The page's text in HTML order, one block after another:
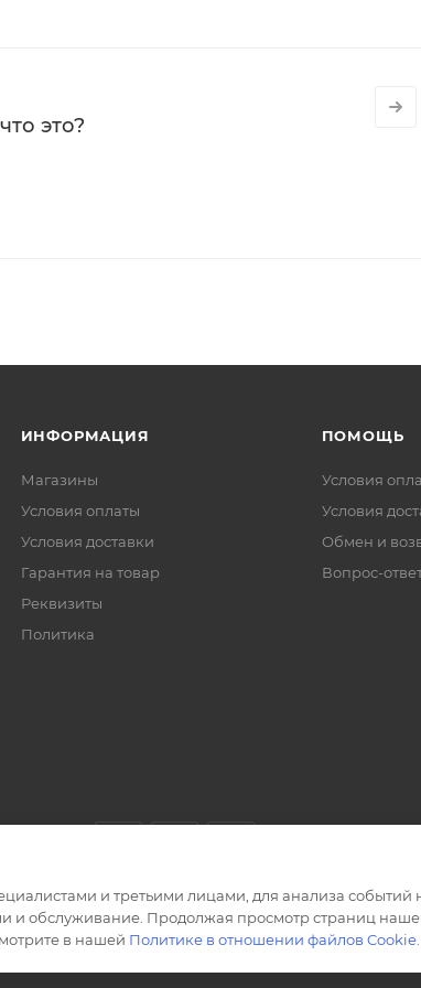
это?
ИНФОРМАЦИЯ
Магазины
Условия оплаты
Условия доставки
Гарантия на товар
Реквизиты
Политика
ПОМОЩЬ
Условия
Условия
Обмен и
Вопрос-
и третьими лицами, для анализа событий
и обслуживание. Продолжая просмотр страниц
в нашей Политике в отношении файлов Cookie